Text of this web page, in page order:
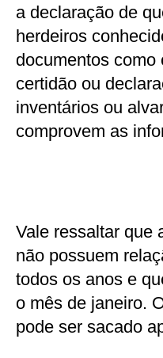
a declaração de
herdeiros
documentos como
certidão ou
inventários ou
comprovem as
Vale ressaltar que
não possuem
todos os anos e
o mês de janeiro.
pode ser sacado